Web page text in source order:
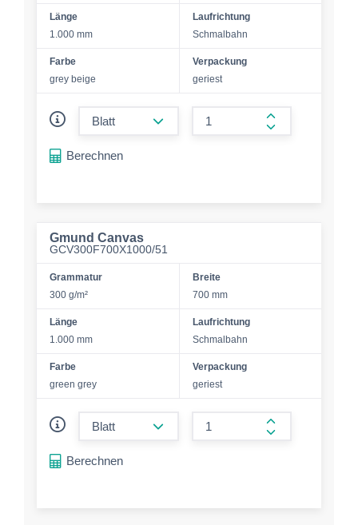
Länge
1.000 mm
Laufrichtung
Schmalbahn
Farbe
grey beige
Verpackung
geriest
form.increase-
Berechnen
Gmund Canvas
GCV300F700X1000/51
Grammatur
300 g/m²
Breite
700 mm
Länge
1.000 mm
Laufrichtung
Schmalbahn
Farbe
green grey
Verpackung
geriest
form.increase-
Berechnen